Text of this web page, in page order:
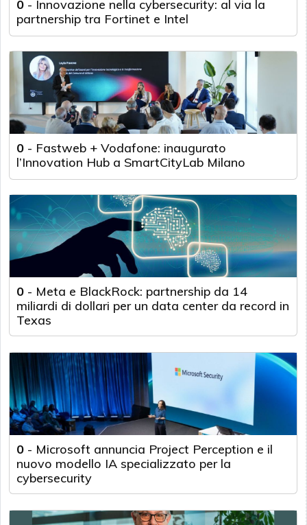
0 - Innovazione nella cybersecurity: al via la
partnership tra Fortinet e Intel
0 - Fastweb + Vodafone: inaugurato
l’Innovation Hub a SmartCityLab Milano
0 - Meta e BlackRock: partnership da 14
miliardi di dollari per un data center da record in
Texas
0 - Microsoft annuncia Project Perception e il
nuovo modello IA specializzato per la
cybersecurity